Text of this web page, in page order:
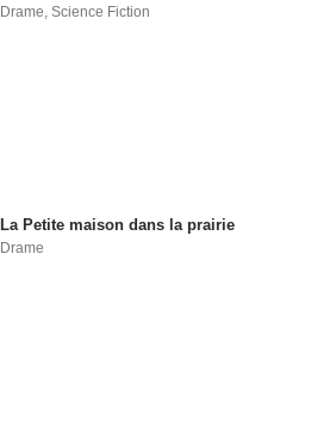
Drame ,Science Fiction
La Petite maison dans la prairie
Drame